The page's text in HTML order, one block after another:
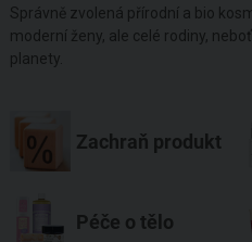
Správně zvolená přírodní a bio
moderní ženy, ale celé rodiny,
planety.
Zachraň produkt
Péče o tělo